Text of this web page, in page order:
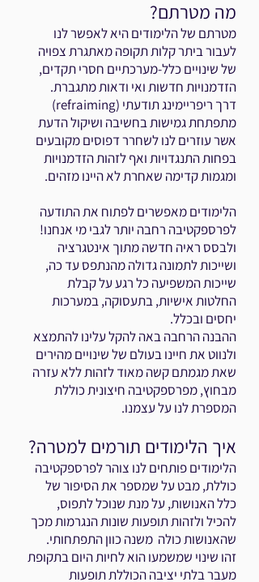
מה מטרתם?
מטרתם של הלימודים היא לאפשר לנו
לעבור ביתר קלות תקופה מאתגרת צפויה
של שינויים כלל-מערכתיים חסרי תקדים,
הזדמנויות חדשות ואי ודאות מתגברת.
דרך ריפריימינג תודעתי (refraiming)
מתפתחת גמישות בחשיבה ושיקול הדעת
אשר עוזרים לנו לשחרר דפוסים מקובעים
בפחות התנגדויות ואף לזהות הזדמנויות
ומגמות קדימה שאחרת לא היינו מזהים.
הלימודים מאפשרים לפתוח את התודעה
לפרספקטיבה רחבה יותר לגבי מי אנחנו!
ולבסס ראיה חדשה מתוך אינטגרציה
ושייכות לתמונה גדולה מהנתפס עד כה,
שייכות המשפיעה כל רגע על קבלת
החלטות אישיות, בתעסוקה, במערכות
יחסים ובכלל.
ההבנה הרחבה באה להקל עלינו להתמצא
ולנווט את חיינו בעולם שלשינויים מהירים
שאת מגמתם קשה מאוד לזהות ללא עזרה
מבחוץ, מפרספקטיבה חיצונית כוללת
המספרת לנו על עצמנו.
איך הלימודים תורמים למטרה?
הלימודים פותחים לנו צוהר לפרספקטיבה
כוללת, מבט על שמספר את הסיפור של
כלל האנושות, על מנת שנוכל לתפוס,
להכיל ולזהות תופעות שונות הנגרמות מכך
שהאנושות כולה משנה כוון התפתחותי.
זהו שינוי שמשמעו הוא לחיות היום בתקופת
מעבר בלתי יציבה הכוללת תופעות